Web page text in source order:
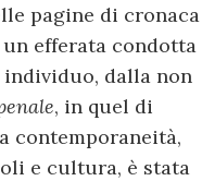
pagine di cronaca
efferata condotta
dalla non
, in quel di
contemporaneità,
e cultura, è stata